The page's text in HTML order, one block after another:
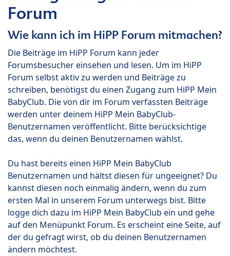
Forum
Wie kann ich im HiPP Forum mitmachen?
Die Beiträge im HiPP Forum kann jeder
Forumsbesucher einsehen und lesen. Um im HiPP
Forum selbst aktiv zu werden und Beiträge zu
schreiben, benötigst du einen Zugang zum HiPP Mein
BabyClub. Die von dir im Forum verfassten Beiträge
werden unter deinem HiPP Mein BabyClub-
Benutzernamen veröffentlicht. Bitte berücksichtige
das, wenn du deinen Benutzernamen wählst.
Du hast bereits einen HiPP Mein BabyClub
Benutzernamen und hältst diesen für ungeeignet? Du
kannst diesen noch einmalig ändern, wenn du zum
ersten Mal in unserem Forum unterwegs bist. Bitte
logge dich dazu im HiPP Mein BabyClub ein und gehe
auf den Menüpunkt Forum. Es erscheint eine Seite, auf
der du gefragt wirst, ob du deinen Benutzernamen
ändern möchtest.